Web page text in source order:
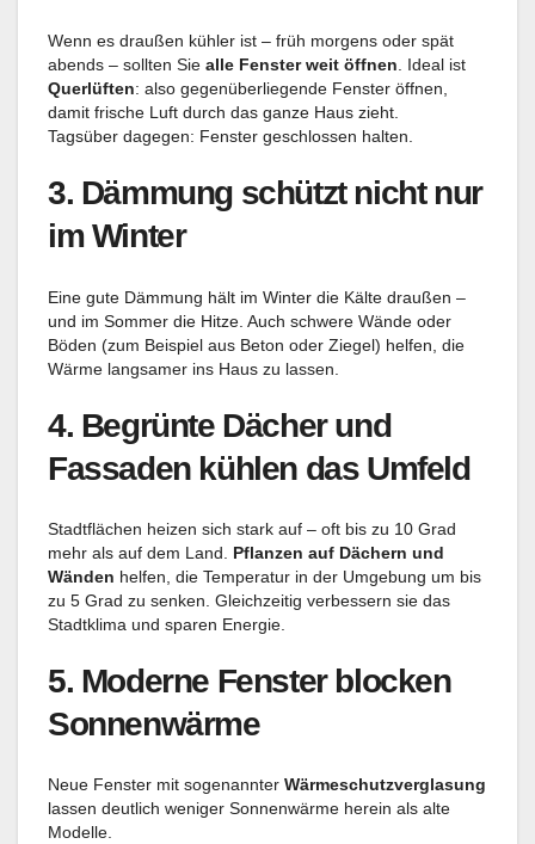
Wenn es draußen kühler ist – früh morgens oder spät
abends – sollten Sie alle Fenster weit öffnen. Ideal ist
Querlüften: also gegenüberliegende Fenster öffnen,
damit frische Luft durch das ganze Haus zieht.
Tagsüber dagegen: Fenster geschlossen halten.
3. Dämmung schützt nicht nur
im Winter
Eine gute Dämmung hält im Winter die Kälte draußen –
und im Sommer die Hitze. Auch schwere Wände oder
Böden (zum Beispiel aus Beton oder Ziegel) helfen, die
Wärme langsamer ins Haus zu lassen.
4. Begrünte Dächer und
Fassaden kühlen das Umfeld
Stadtflächen heizen sich stark auf – oft bis zu 10 Grad
mehr als auf dem Land. Pflanzen auf Dächern und
Wänden helfen, die Temperatur in der Umgebung um bis
zu 5 Grad zu senken. Gleichzeitig verbessern sie das
Stadtklima und sparen Energie.
5. Moderne Fenster blocken
Sonnenwärme
Neue Fenster mit sogenannter Wärmeschutzverglasung
lassen deutlich weniger Sonnenwärme herein als alte
Modelle.